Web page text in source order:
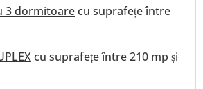
3 dormitoarecu suprafețe între
cu suprafețe între 210 mp și